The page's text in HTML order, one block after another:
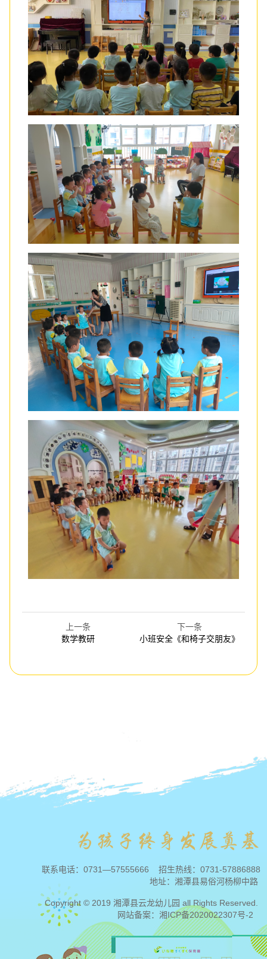
上一条
数学教研
下一条
小班安全《和椅子交朋友》
联系电话： 0731—57555666 招生热线： 0731-57886888
地址：湘潭县易俗河杨柳中路
Copyright © 2019 湘潭县云龙幼儿园 all Rights Reserved.
网站备案： 湘ICP备2020022307号-2